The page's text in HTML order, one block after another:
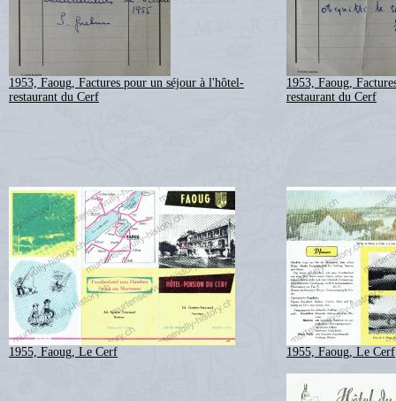
1953, Faoug, Factures pour un séjour à l'hôtel-
restaurant du Cerf
1953, Faoug,
restaurant du Cerf
1955, Faoug, Le Cerf 1955, Faoug, Le Cerf